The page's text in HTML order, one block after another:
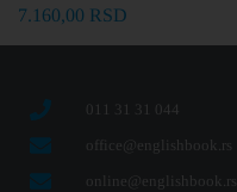
7.160,00 RSD
011 31 31 044
office@englishbook.rs
online@englishbook.rs